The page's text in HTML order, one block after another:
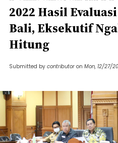
2022 Hasil
Bali, Eksekutif
Hitung
Submitted by contributor on Mon, 12/27/